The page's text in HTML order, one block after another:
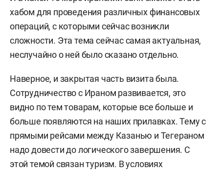
хабом для проведения различных финансовых
операций, с которыми сейчас возникли
сложности. Эта тема сейчас самая актуальная,
неслучайно о ней было сказано отдельно.
Наверное, и закрытая часть визита была.
Сотрудничество с Ираном развивается, это
видно по тем товарам, которые все больше и
больше появляются на наших прилавках. Тему с
прямыми рейсами между Казанью и Тегераном
надо довести до логического завершения. С
этой темой связан туризм. В условиях